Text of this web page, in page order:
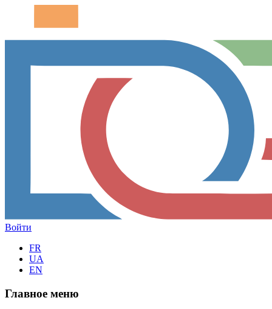
Войти
FR
UA
EN
Главное меню